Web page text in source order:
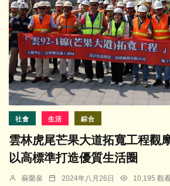
社會 生活 綜合
雲林虎尾芒果大道拓寬工程觀
以高標準打造優質生活圈
蘇榮泉 2024年八月26日 10,195 觀